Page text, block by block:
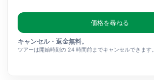
価格を尋ねる
キャンセル・返金無料。
ツアーは開始時刻の 24 時間前までキャンセルできます。